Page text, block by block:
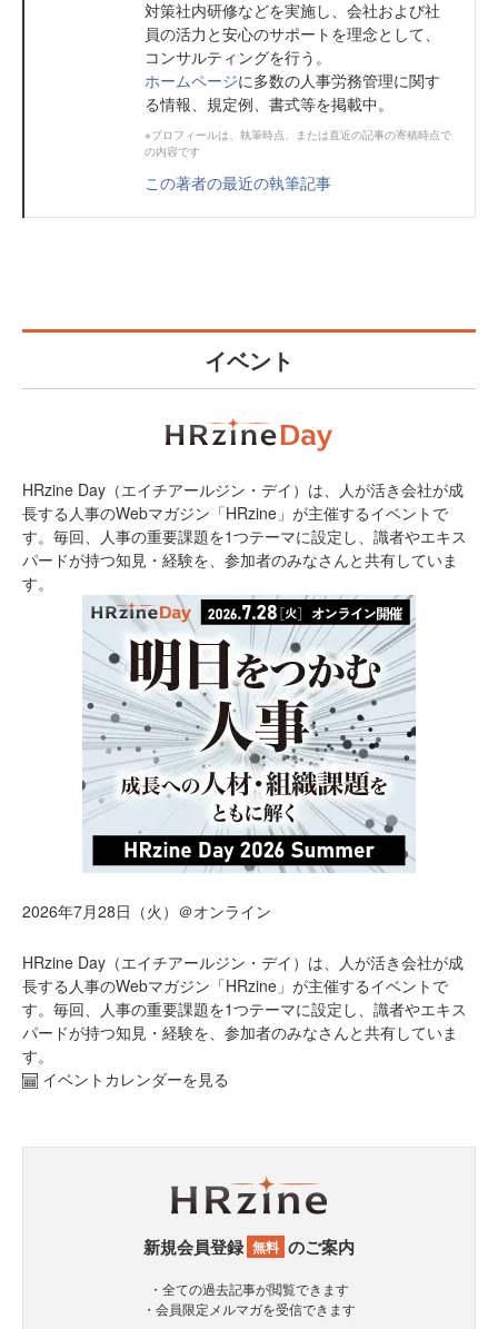
対策社内研修などを実施し、会社および社
員の活力と安心のサポートを理念として、
コンサルティングを行う。
ホームページに多数の人事労務管理に関す
る情報、規定例、書式等を掲載中。
※プロフィールは、執筆時点、または直近の記事の寄稿時点で
の内容です
この著者の最近の執筆記事
イベント
HRzine Day（エイチアールジン・デイ）は、人が活き会社が成
長する人事のWebマガジン「HRzine」が主催するイベントで
す。毎回、人事の重要課題を1つテーマに設定し、識者やエキス
パードが持つ知見・経験を、参加者のみなさんと共有していま
す。
2026年7月28日（火）＠オンライン
HRzine Day（エイチアールジン・デイ）は、人が活き会社が成
長する人事のWebマガジン「HRzine」が主催するイベントで
す。毎回、人事の重要課題を1つテーマに設定し、識者やエキス
パードが持つ知見・経験を、参加者のみなさんと共有していま
す。
イベントカレンダーを見る
新規会員登録 無料 のご案内
・全ての過去記事が閲覧できます
・会員限定メルマガを受信できます